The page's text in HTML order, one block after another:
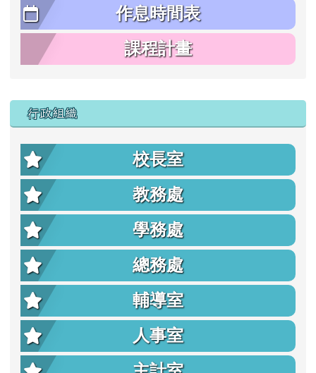
作息時間表
課程計畫
行政組織
校長室
教務處
學務處
總務處
輔導室
人事室